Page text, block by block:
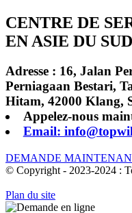
CENTRE DE
EN ASIE DU
Adresse : 16, Jalan
Perniagaan Bestari,
Hitam, 42000 Klang,
Appelez-nous
Email:
DEMANDE
© Copyright - 2023-2024 :
Plan du site